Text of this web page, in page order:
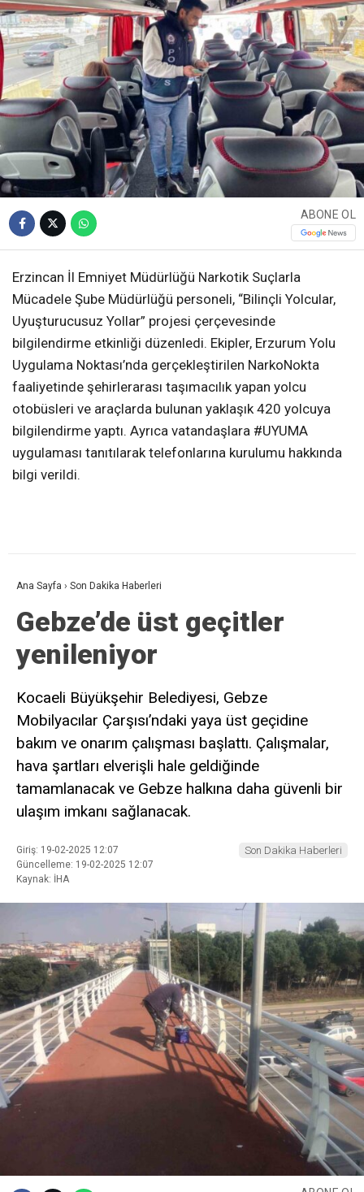
ABONE OL
Erzincan İl Emniyet Müdürlüğü Narkotik Suçlarla
Mücadele Şube Müdürlüğü personeli, “Bilinçli Yolcular,
Uyuşturucusuz Yollar” projesi çerçevesinde
bilgilendirme etkinliği düzenledi. Ekipler, Erzurum Yolu
Uygulama Noktası’nda gerçekleştirilen NarkoNokta
faaliyetinde şehirlerarası taşımacılık yapan yolcu
otobüsleri ve araçlarda bulunan yaklaşık 420 yolcuya
bilgilendirme yaptı. Ayrıca vatandaşlara #UYUMA
uygulaması tanıtılarak telefonlarına kurulumu hakkında
bilgi verildi.
Ana Sayfa › Son Dakika Haberleri
Gebze’de üst geçitler
yenileniyor
Kocaeli Büyükşehir Belediyesi, Gebze
Mobilyacılar Çarşısı’ndaki yaya üst geçidine
bakım ve onarım çalışması başlattı. Çalışmalar,
hava şartları elverişli hale geldiğinde
tamamlanacak ve Gebze halkına daha güvenli bir
ulaşım imkanı sağlanacak.
Giriş: 19-02-2025 12:07
Güncelleme: 19-02-2025 12:07
Kaynak: İHA
Son Dakika Haberleri